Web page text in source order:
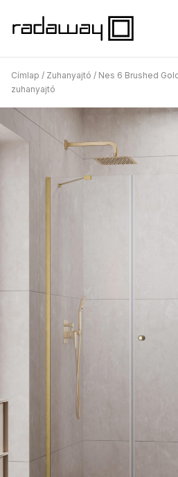
Címlap / Zuhanyajtó / Nes 6 Brushed
zuhanyajtó